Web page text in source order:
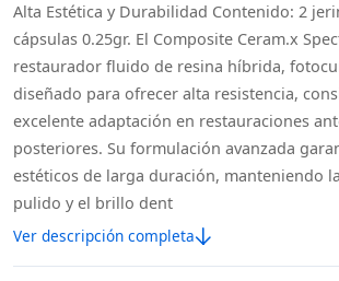
Alta Estética y Durabilidad Contenido: 2
cápsulas 0.25gr. El Composite Ceram.x
restaurador fluido de resina híbrida,
diseñado para ofrecer alta resistencia,
excelente adaptación en restauraciones
posteriores. Su formulación avanzada
estéticos de larga duración, manteniendo
pulido y el brillo dent
Ver descripción completa